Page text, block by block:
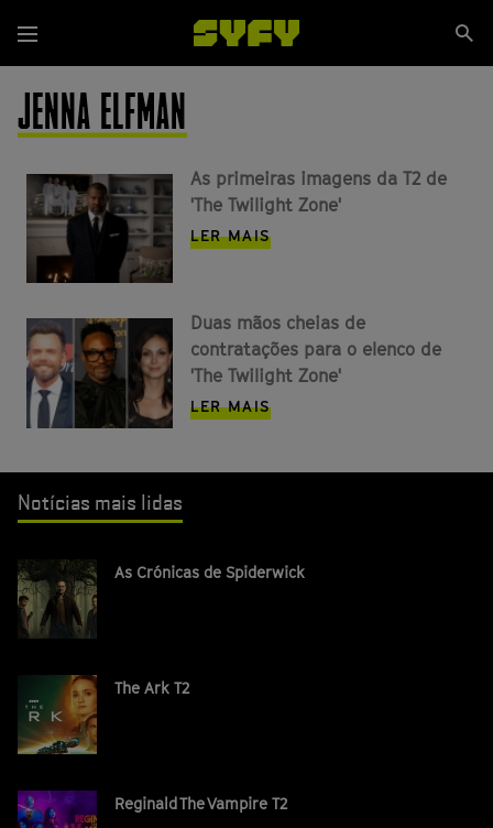
para
o
conteúdo
principal
Menu
JENNA ELFMAN
As primeiras imagens da T2 de
'The Twilight Zone'
LER MAIS
Duas mãos cheias de
contratações para o elenco de
'The Twilight Zone'
LER MAIS
Notícias mais lidas
As Crónicas de Spiderwick
The Ark T2
Reginald The Vampire T2